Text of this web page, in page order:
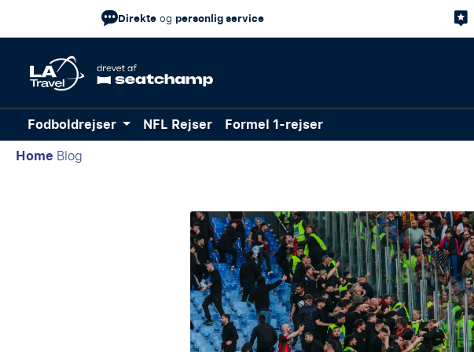
Direkteog personlig service
Fodboldrejser NFL Rejser Formel 1-rejser
Home Blog